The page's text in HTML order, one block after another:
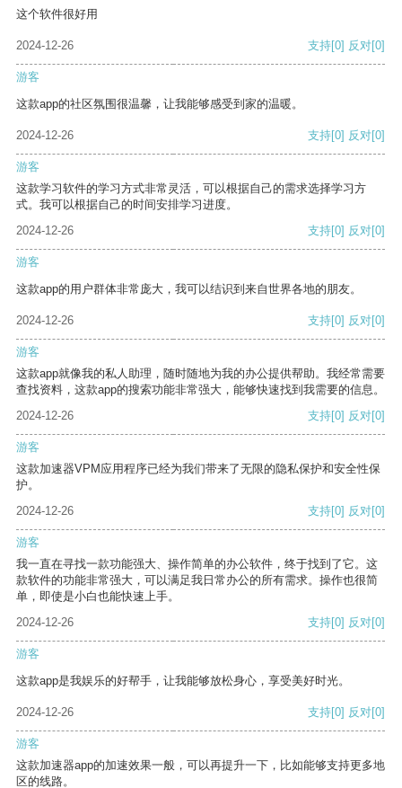
这个软件很好用
2024-12-26 支持[0] 反对[0]
游客
这款app的社区氛围很温馨，让我能够感受到家的温暖。
2024-12-26 支持[0] 反对[0]
游客
这款学习软件的学习方式非常灵活，可以根据自己的需求选择学习方
式。我可以根据自己的时间安排学习进度。
2024-12-26
支持[0] 反对[0]
游客
这款app的用户群体非常庞大，我可以结识到来自世界各地的朋友。
2024-12-26 支持[0] 反对[0]
游客
这款app就像我的私人助理，随时随地为我的办公提供帮助。我经常需要
查找资料，这款app的搜索功能非常强大，能够快速找到我需要的信息。
2024-12-26
支持[0] 反对[0]
游客
这款加速器VPM应用程序已经为我们带来了无限的隐私保护和安全性保
护。
2024-12-26
支持[0] 反对[0]
游客
我一直在寻找一款功能强大、操作简单的办公软件，终于找到了它。这
款软件的功能非常强大，可以满足我日常办公的所有需求。操作也很简
单，即使是小白也能快速上手。
2024-12-26
支持[0] 反对[0]
游客
这款app是我娱乐的好帮手，让我能够放松身心，享受美好时光。
2024-12-26 支持[0] 反对[0]
游客
这款加速器app的加速效果一般，可以再提升一下，比如能够支持更多地
区的线路。